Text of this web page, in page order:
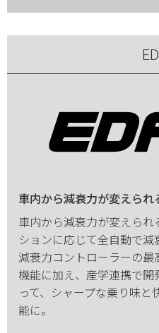
車内から減衰力が変えら
車内から減衰力が変えら
ションに応じて全自動で
減衰力コントローラーの最
機能に加え、産学連携で
って、シャープな乗り味
能に。